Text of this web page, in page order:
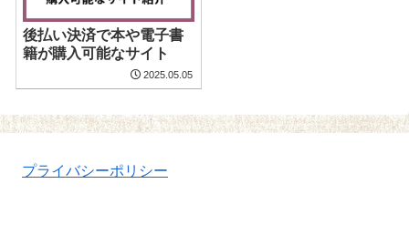
後払い決済で本や電子書
籍が購入可能なサイト
2025.05.05
プライバシーポリシー